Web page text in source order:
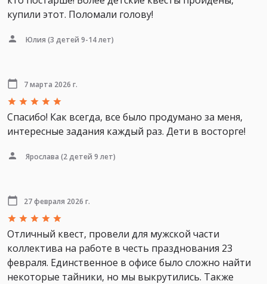
купили этот. Поломали голову!
Юлия (3 детей 9-14 лет)
7 марта 2026 г.
Спасибо! Как всегда, все было продумано за меня,
интересные задания каждый раз. Дети в восторге!
Ярослава (2 детей 9 лет)
27 февраля 2026 г.
Отличный квест, провели для мужской части
коллектива на работе в честь празднования 23
февраля. Единственное в офисе было сложно найти
некоторые тайники, но мы выкрутились. Также